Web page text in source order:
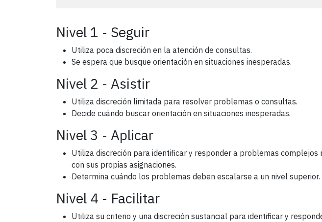
Nivel 1 - Seguir
Utiliza poca discreción en la atención de consultas.
Se espera que busque orientación en situaciones inesperadas.
Nivel 2 - Asistir
Utiliza discreción limitada para resolver problemas o consultas.
Decide cuándo buscar orientación en situaciones inesperadas.
Nivel 3 - Aplicar
Utiliza discreción para identificar y responder a problemas complejos
con sus propias asignaciones.
Determina cuándo los problemas deben escalarse a un nivel superior.
Nivel 4 - Facilitar
Utiliza su criterio y una discreción sustancial para identificar y